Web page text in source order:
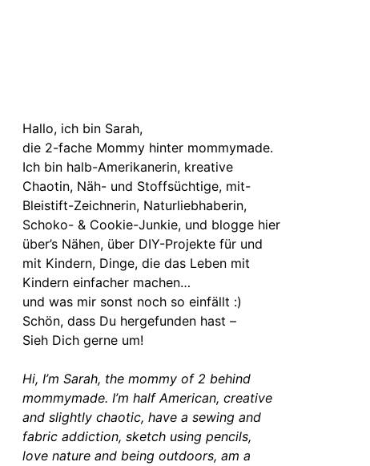
Hallo, ich bin Sarah,
die 2-fache Mommy hinter mommymade.
Ich bin halb-Amerikanerin, kreative
Chaotin, Näh- und Stoffsüchtige, mit-
Bleistift-Zeichnerin, Naturliebhaberin,
Schoko- & Cookie-Junkie, und blogge hier
über’s Nähen, über DIY-Projekte für und
mit Kindern, Dinge, die das Leben mit
Kindern einfacher machen…
und was mir sonst noch so einfällt :)
Schön, dass Du hergefunden hast –
Sieh Dich gerne um!
Hi, I’m Sarah, the mommy of 2 behind
mommymade. I’m half American, creative
and slightly chaotic, have a sewing and
fabric addiction, sketch using pencils,
love nature and being outdoors, am a